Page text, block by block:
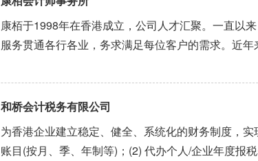
康栢于1998年在香港成立，公司人才汇聚。一直以
服务贯通各行各业，务求满足每位客户的需求。近
务中心、企业融资、香港上市策划等，透过各经验
和桥会计税务有限公司
为香港企业建立稳定、健全、系统化的财务制度，
账目(按月、季、年制等)；(2) 代办个人/企业年度报